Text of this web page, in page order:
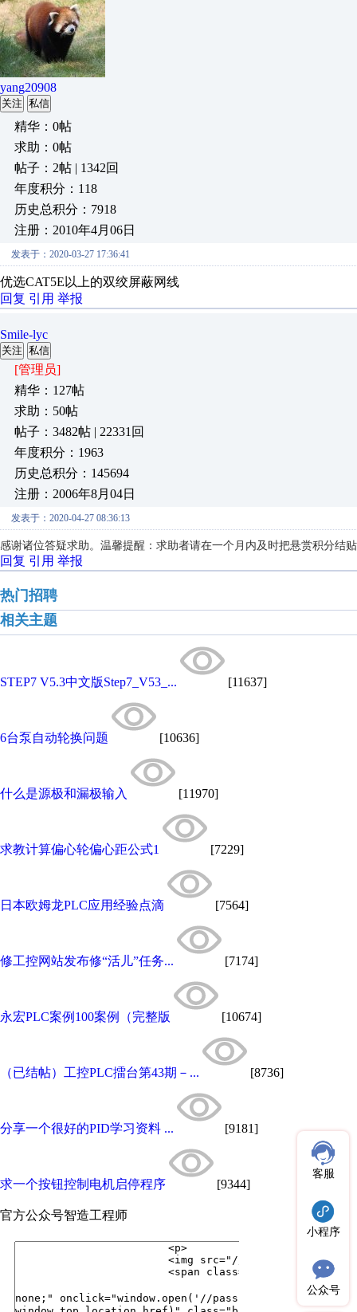
yang20908
关注 私信
精华：0帖
求助：0帖
帖子：2帖 | 1342回
年度积分：118
历史总积分：7918
注册：2010年4月06日
发表于：2020-03-27 17:36:41
优选CAT5E以上的双绞屏蔽网线
回复 引用 举报
Smile-lyc
关注 私信
[管理员]
精华：127帖
求助：50帖
帖子：3482帖 | 22331回
年度积分：1963
历史总积分：145694
注册：2006年8月04日
发表于：2020-04-27 08:36:13
感谢诸位答疑求助。温馨提醒：求助者请在一个月内及时把悬赏积分结
回复 引用 举报
热门招聘
相关主题
STEP7 V5.3中文版Step7_V53_... [11637]
6台泵自动轮换问题 [10636]
什么是源极和漏极输入 [11970]
求教计算偏心轮偏心距公式1 [7229]
日本欧姆龙PLC应用经验点滴 [7564]
修工控网站发布修“活儿”任务... [7174]
永宏PLC案例100案例（完整版 [10674]
（已结帖）工控PLC擂台第43期－... [8736]
分享一个很好的PID学习资料 ... [9181]
求一个按钮控制电机启停程序 [9344]
官方公众号智造工程师
客服
小程序
公众号